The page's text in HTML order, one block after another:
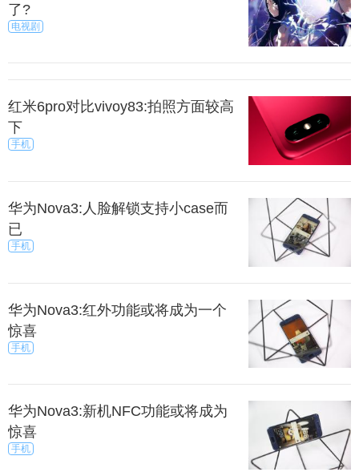
了?
电视剧
红米6pro对比vivoy83:拍照方面较高
下
手机
华为Nova3:人脸解锁支持小case而
已
手机
华为Nova3:红外功能或将成为一个
惊喜
手机
华为Nova3:新机NFC功能或将成为
惊喜
手机